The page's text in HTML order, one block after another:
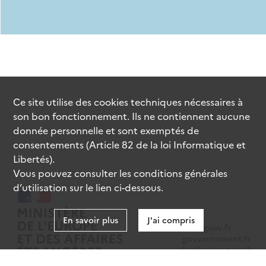
data.gouv.fr
legifrance.gouv.fr
Ce site utilise descookiestechniques nécessaires à
son bon fonctionnement. Ils ne contiennent aucune
donnée personnelle et sont exemptés de
consentements (Article 82 de la loi Informatique et
Libertés).
Vous pouvez consulter les conditions générales
d’utilisation sur le lien ci-dessous.
En savoir plus J'ai compris